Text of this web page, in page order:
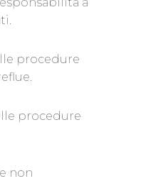
procedure
procedure
non